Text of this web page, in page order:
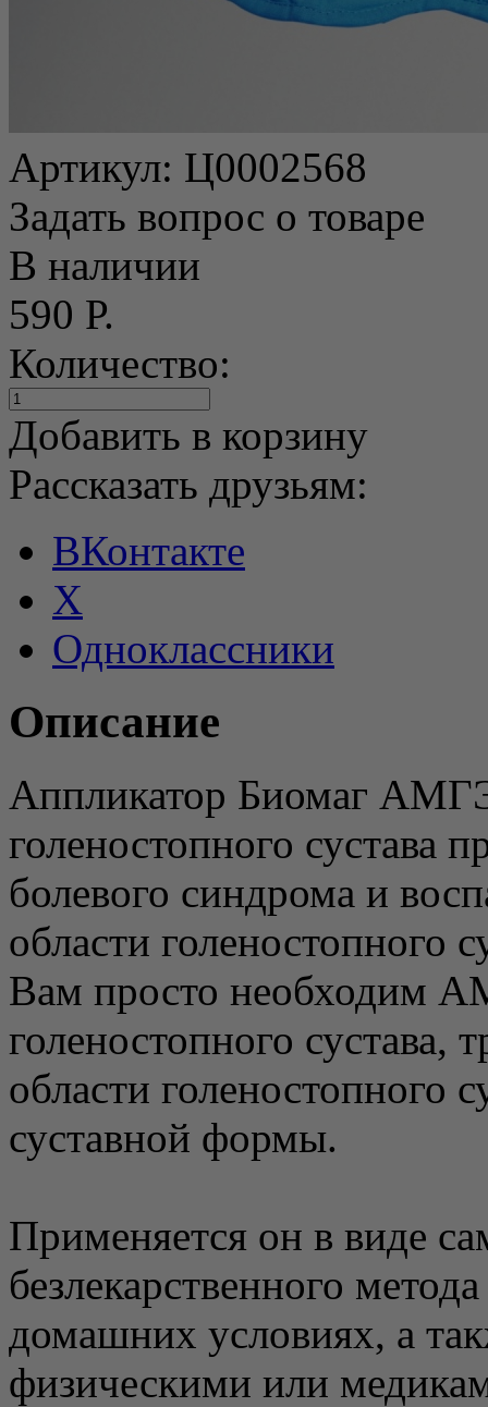
Артикул: Ц0002568
Задать вопрос о товаре
В наличии
590 Р.
Количество:
Добавить в корзину
Рассказать друзьям:
ВКонтакте
X
Одноклассники
Описание
Аппликатор Биомаг
голеностопного сустава
болевого синдрома и
области голеностопного
Вам просто необходим
голеностопного сустава,
области голеностопного
суставной формы.
Применяется он в виде
безлекарственного
домашних условиях, а
физическими или